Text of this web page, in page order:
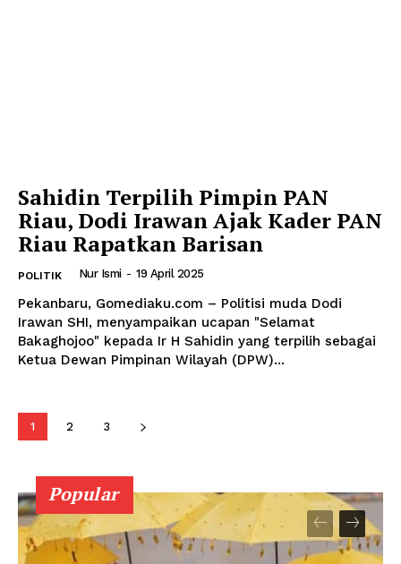
Sahidin Terpilih Pimpin PAN
Riau, Dodi Irawan Ajak Kader PAN
Riau Rapatkan Barisan
POLITIK Nur Ismi - 19 April 2025
Pekanbaru, Gomediaku.com – Politisi muda Dodi
Irawan SHI, menyampaikan ucapan "Selamat
Bakaghojoo" kepada Ir H Sahidin yang terpilih sebagai
Ketua Dewan Pimpinan Wilayah (DPW)...
1 2 3
Popular